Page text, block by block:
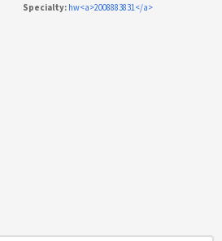
Specialty: hw<a>2008883831</a>